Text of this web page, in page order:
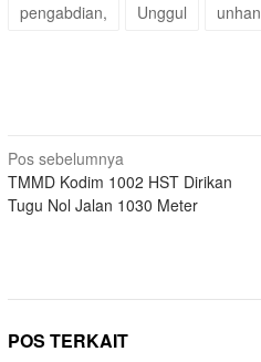
pengabdian, Unggul unhan
Navigasi
pos
Pos sebelumnya
TMMD Kodim 1002 HST Dirikan
Tugu Nol Jalan 1030 Meter
POS TERKAIT